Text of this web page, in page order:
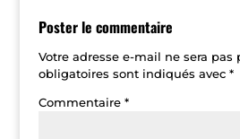
Poster le commentaire
Votre adresse e-mail ne sera pas
obligatoires sont indiqués avec *
Commentaire *